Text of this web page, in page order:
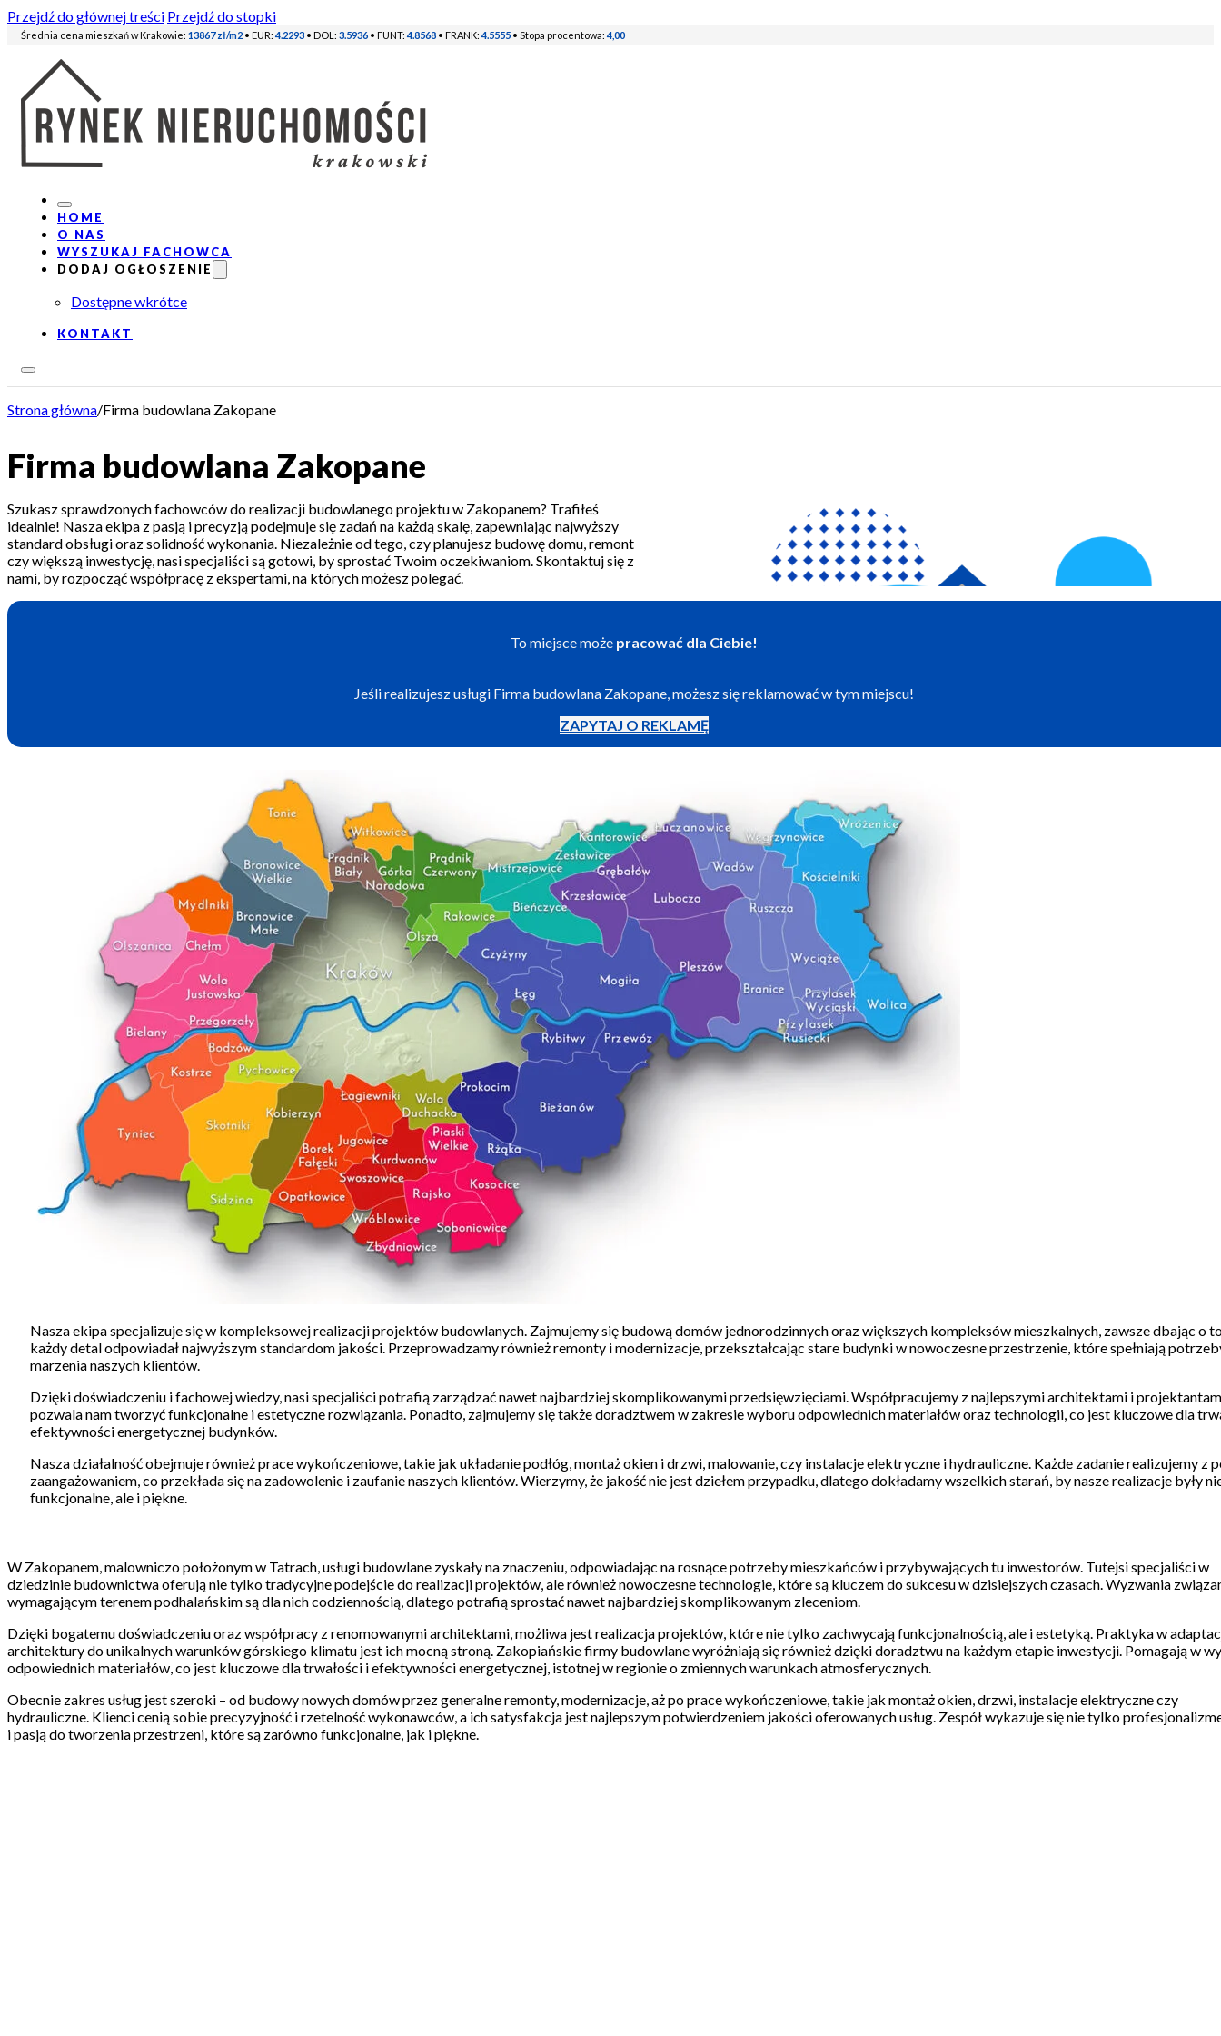
Przejdź do głównej treści Przejdź do stopki
Średnia cena mieszkań w Krakowie: 13867 zł/m2 • EUR: 4.2293 • DOL: 3.5936 • FUNT: 4.8568 • FRANK: 4.5555 • Stopa procentowa: 4,00
HOME
O NAS
WYSZUKAJ FACHOWCA
DODAJ OGŁOSZENIE
Dostępne wkrótce
KONTAKT
Strona główna/Firma budowlana Zakopane
Firma budowlana Zakopane
Szukasz sprawdzonych fachowców do realizacji budowlanego projektu w Zakopanem? Trafiłeś
idealnie! Nasza ekipa z pasją i precyzją podejmuje się zadań na każdą skalę, zapewniając najwyższy
standard obsługi oraz solidność wykonania. Niezależnie od tego, czy planujesz budowę domu, remont
czy większą inwestycję, nasi specjaliści są gotowi, by sprostać Twoim oczekiwaniom. Skontaktuj się z
nami, by rozpocząć współpracę z ekspertami, na których możesz polegać.
To miejsce może pracować dla Ciebie!
Jeśli realizujesz usługi Firma budowlana Zakopane, możesz się reklamować w tym miejscu!
ZAPYTAJ O REKLAMĘ
Nasza ekipa specjalizuje się w kompleksowej realizacji projektów budowlanych. Zajmujemy się budową domów jednorodzinnych oraz większych kompleksów mieszkalnych, zawsze dbając o
każdy detal odpowiadał najwyższym standardom jakości. Przeprowadzamy również remonty i modernizacje, przekształcając stare budynki w nowoczesne przestrzenie, które spełniają
marzenia naszych klientów.
Dzięki doświadczeniu i fachowej wiedzy, nasi specjaliści potrafią zarządzać nawet najbardziej skomplikowanymi przedsięwzięciami. Współpracujemy z najlepszymi architektami i
pozwala nam tworzyć funkcjonalne i estetyczne rozwiązania. Ponadto, zajmujemy się także doradztwem w zakresie wyboru odpowiednich materiałów oraz technologii, co jest kluczowe dla
efektywności energetycznej budynków.
Nasza działalność obejmuje również prace wykończeniowe, takie jak układanie podłóg, montaż okien i drzwi, malowanie, czy instalacje elektryczne i hydrauliczne. Każde zadanie realizujemy z
zaangażowaniem, co przekłada się na zadowolenie i zaufanie naszych klientów. Wierzymy, że jakość nie jest dziełem przypadku, dlatego dokładamy wszelkich starań, by nasze realizacje były
funkcjonalne, ale i piękne.
W Zakopanem, malowniczo położonym w Tatrach, usługi budowlane zyskały na znaczeniu, odpowiadając na rosnące potrzeby mieszkańców i przybywających tu inwestorów. Tutejsi specjaliści w
dziedzinie budownictwa oferują nie tylko tradycyjne podejście do realizacji projektów, ale również nowoczesne technologie, które są kluczem do sukcesu w dzisiejszych czasach. Wyzwania
wymagającym terenem podhalańskim są dla nich codziennością, dlatego potrafią sprostać nawet najbardziej skomplikowanym zleceniom.
Dzięki bogatemu doświadczeniu oraz współpracy z renomowanymi architektami, możliwa jest realizacja projektów, które nie tylko zachwycają funkcjonalnością, ale i estetyką. Praktyka w
architektury do unikalnych warunków górskiego klimatu jest ich mocną stroną. Zakopiańskie firmy budowlane wyróżniają się również dzięki doradztwu na każdym etapie inwestycji. Pomagają w
odpowiednich materiałów, co jest kluczowe dla trwałości i efektywności energetycznej, istotnej w regionie o zmiennych warunkach atmosferycznych.
Obecnie zakres usług jest szeroki – od budowy nowych domów przez generalne remonty, modernizacje, aż po prace wykończeniowe, takie jak montaż okien, drzwi, instalacje elektryczne czy
hydrauliczne. Klienci cenią sobie precyzyjność i rzetelność wykonawców, a ich satysfakcja jest najlepszym potwierdzeniem jakości oferowanych usług. Zespół wykazuje się nie tylko
i pasją do tworzenia przestrzeni, które są zarówno funkcjonalne, jak i piękne.